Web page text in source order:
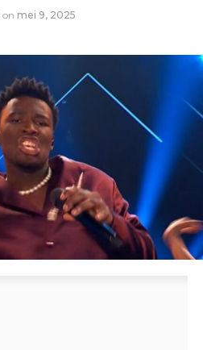
on mei 9, 2025